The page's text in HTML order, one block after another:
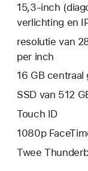
15,3‑inch
verlichting en
resolutie van
per inch
16 GB centraal
SSD van 512
Touch ID
1080p
Twee